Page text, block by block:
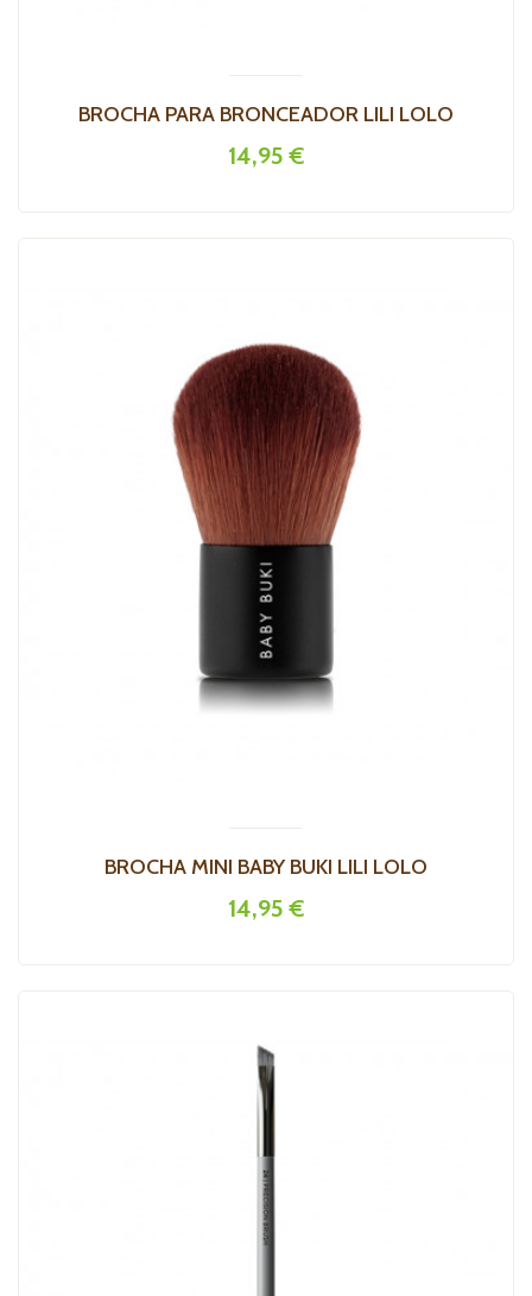
BROCHA PARA BRONCEADOR LILI LOLO
14,95 €
BROCHA MINI BABY BUKI LILI LOLO
14,95 €